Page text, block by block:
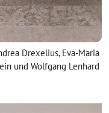
Drexelius, Eva-Maria
und Wolfgang Lenhard